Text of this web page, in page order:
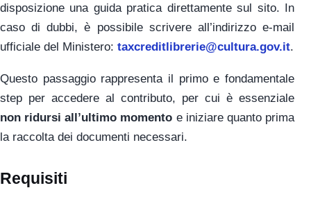
disposizione una guida pratica direttamente sul sito. In
caso di dubbi, è possibile scrivere all’indirizzo e-mail
ufficiale del Ministero: taxcreditlibrerie@cultura.gov.it.
Questo passaggio rappresenta il primo e fondamentale
step per accedere al contributo, per cui è essenziale
non ridursi all’ultimo momento e iniziare quanto prima
la raccolta dei documenti necessari.
Requisiti